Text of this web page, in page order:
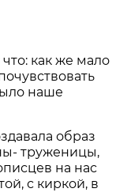
как же мало
наше
образ
труженицы,
на нас
с киркой, в